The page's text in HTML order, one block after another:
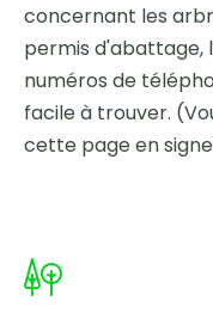
concernant les
permis d'abattage,
numéros de
facile à trouver.
cette page en